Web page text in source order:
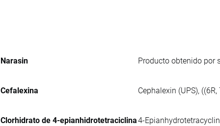
Narasin Producto obtenido por
Cefalexina Cephalexin (UPS),
Clorhidrato de 4-epianhidrotetraciclina4-